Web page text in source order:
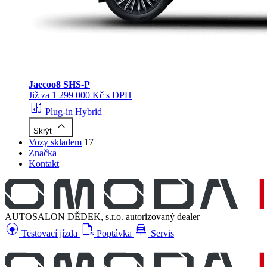
Jaecoo8 SHS-P
Již za 1 299 000 Kč s DPH
ev_station Plug-in Hybrid
Skrýt keyboard_arrow_up
Vozy skladem 17
Značka
Kontakt
AUTOSALON DĚDEK, s.r.o. autorizovaný dealer
search_hands_free Testovací jízda file_open Poptávka car_repair Servis